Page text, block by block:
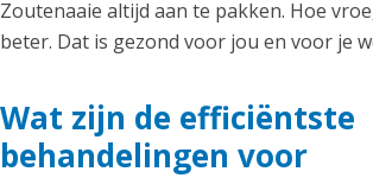
Zoutenaaie altijd aan te pakken. Hoe
beter. Dat is gezond voor jou en voor je
Wat zijn de efficiëntste
behandelingen voor